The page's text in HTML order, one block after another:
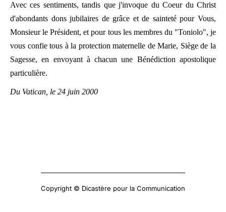
Avec ces sentiments, tandis que j'invoque du Coeur du Christ
d'abondants dons jubilaires de grâce et de sainteté pour Vous,
Monsieur le Président, et pour tous les membres du "Toniolo", je
vous confie tous à la protection maternelle de Marie, Siège de la
Sagesse, en envoyant à chacun une Bénédiction apostolique
particulière.
Du Vatican, le 24 juin 2000
Copyright © Dicastère pour la Communication